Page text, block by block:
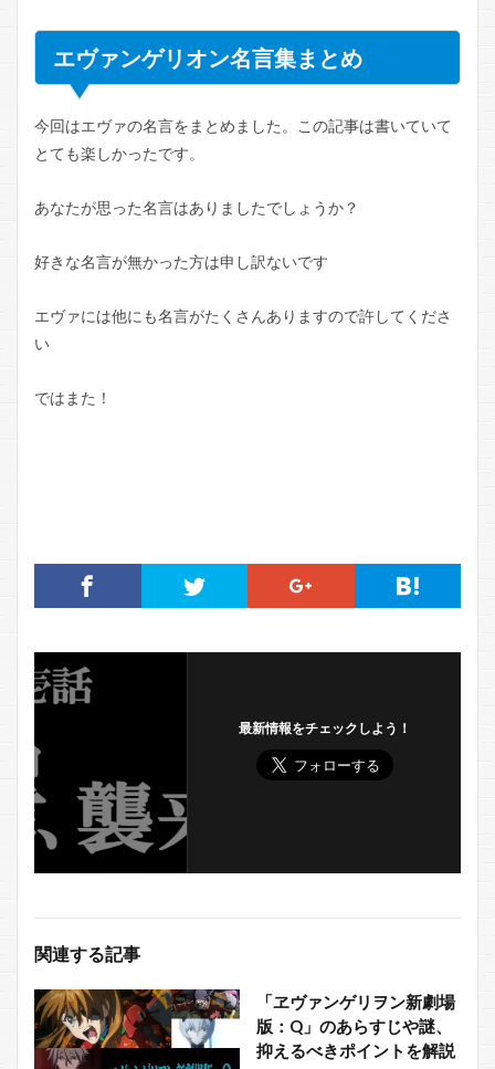
エヴァンゲリオン名言集まとめ
今回はエヴァの名言をまとめました。この記事は書いていて
とても楽しかったです。
あなたが思った名言はありましたでしょうか？
好きな名言が無かった方は申し訳ないです
エヴァには他にも名言がたくさんありますので許してくださ
い
ではまた！
最新情報をチェックしよう！
関連する記事
「ヱヴァンゲリヲン新劇場
版：Q」のあらすじや謎、
抑えるべきポイントを解説